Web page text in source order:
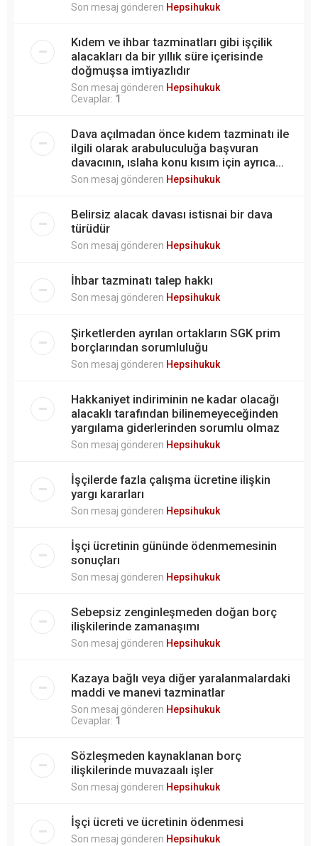
Son mesaj gönderen Hepsihukuk
Kıdem ve ihbar tazminatları gibi işçilik
alacakları da bir yıllık süre içerisinde
doğmuşsa imtiyazlıdır
Son mesaj gönderen Hepsihukuk
Cevaplar: 1
Dava açılmadan önce kıdem tazminatı ile
ilgili olarak arabuluculuğa başvuran
davacının, ıslaha konu kısım için ayrıca...
Son mesaj gönderen Hepsihukuk
Belirsiz alacak davası istisnai bir dava
türüdür
Son mesaj gönderen Hepsihukuk
İhbar tazminatı talep hakkı
Son mesaj gönderen Hepsihukuk
Şirketlerden ayrılan ortakların SGK prim
borçlarından sorumluluğu
Son mesaj gönderen Hepsihukuk
Hakkaniyet indiriminin ne kadar olacağı
alacaklı tarafından bilinemeyeceğinden
yargılama giderlerinden sorumlu olmaz
Son mesaj gönderen Hepsihukuk
İşçilerde fazla çalışma ücretine ilişkin
yargı kararları
Son mesaj gönderen Hepsihukuk
İşçi ücretinin gününde ödenmemesinin
sonuçları
Son mesaj gönderen Hepsihukuk
Sebepsiz zenginleşmeden doğan borç
ilişkilerinde zamanaşımı
Son mesaj gönderen Hepsihukuk
Kazaya bağlı veya diğer yaralanmalardaki
maddi ve manevi tazminatlar
Son mesaj gönderen Hepsihukuk
Cevaplar: 1
Sözleşmeden kaynaklanan borç
ilişkilerinde muvazaalı işler
Son mesaj gönderen Hepsihukuk
İşçi ücreti ve ücretinin ödenmesi
Son mesaj gönderen Hepsihukuk